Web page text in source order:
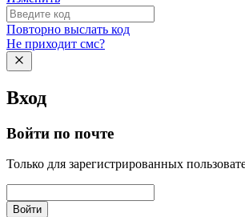
Повторно выслать код
Не приходит смс?
Вход
Войти по почте
Только для зарегистрированных
Войти